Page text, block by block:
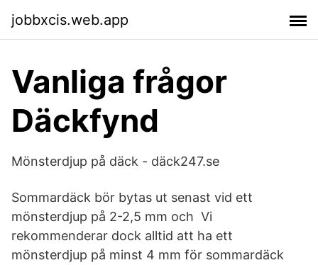
jobbxcis.web.app
Vanliga frågor
Däckfynd
Mönsterdjup på däck - däck247.se
Sommardäck bör bytas ut senast vid ett
mönsterdjup på 2-2,5 mm och Vi
rekommenderar dock alltid att ha ett
mönsterdjup på minst 4 mm för sommardäck